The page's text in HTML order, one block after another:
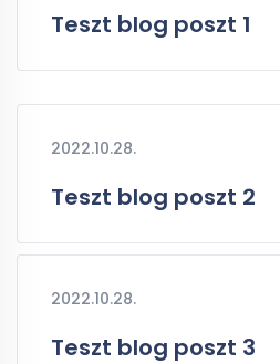
Teszt blog poszt 1
2022.10.28.
Teszt blog poszt 2
2022.10.28.
Teszt blog poszt 3